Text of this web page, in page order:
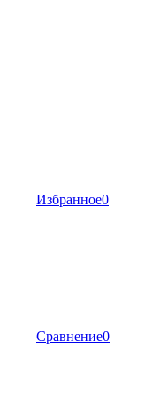
Избранное0
Сравнение0